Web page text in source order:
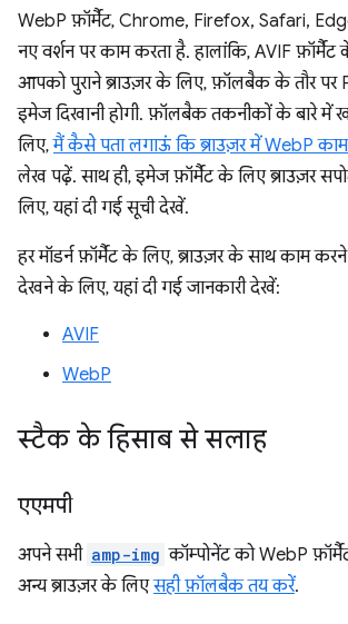
WebP फ़ॉर्मैट, Chrome, Firefox, Safari,
नए वर्शन पर काम करता है. हालांकि, AVIF फ़ॉर्मैट
आपको पुराने ब्राउज़र के लिए, फ़ॉलबैक के तौर पर
इमेज दिखानी होगी. फ़ॉलबैक तकनीकों के बारे में
लिए,मैं कैसे पता लगाऊं कि ब्राउज़र में WebP काम
लेख पढ़ें. साथ ही, इमेज फ़ॉर्मैट के लिए ब्राउज़र
लिए, यहां दी गई सूची देखें.
हर मॉडर्न फ़ॉर्मैट के लिए, ब्राउज़र के साथ काम
देखने के लिए, यहां दी गई जानकारी देखें:
AVIF
WebP
स्टैक के हिसाब से सलाह
एएमपी
अपने सभी amp-img कॉम्पोनेंट को WebP
अन्य ब्राउज़र के लिएसही फ़ॉलबैक तय करें.